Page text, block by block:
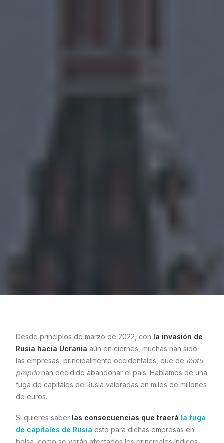
Desde principios de marzo de 2022, con la invasión de
Rusia hacia Ucrania aún en ciernes, muchas han sido
las empresas, principalmente occidentales, que de motu
propriohan decidido abandonar el país. Hablamos de una
fuga de capitales de Rusia valoradas en miles de millones
de euros.
Si quieres saber las consecuencias que traerá la fuga
de capitales de Rusia esto para dichas empresas en